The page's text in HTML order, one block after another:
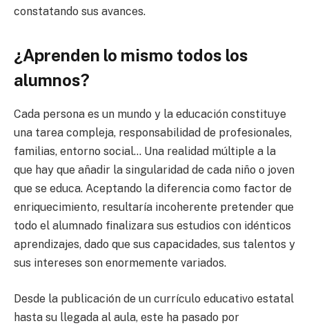
constatando sus avances.
¿Aprenden lo mismo todos los
alumnos?
Cada persona es un mundo y la educación constituye
una tarea compleja, responsabilidad de profesionales,
familias, entorno social… Una realidad múltiple a la
que hay que añadir la singularidad de cada niño o joven
que se educa. Aceptando la diferencia como factor de
enriquecimiento, resultaría incoherente pretender que
todo el alumnado finalizara sus estudios con idénticos
aprendizajes, dado que sus capacidades, sus talentos y
sus intereses son enormemente variados.
Desde la publicación de un currículo educativo estatal
hasta su llegada al aula, este ha pasado por